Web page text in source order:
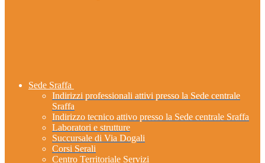
Sede Sraffa
Indirizzi professionali attivi presso la Sede centrale
Sraffa
Indirizzo tecnico attivo presso la Sede centrale Sraffa
Laboratori e strutture
Succursale di Via Dogali
Corsi Serali
Centro Territoriale Servizi